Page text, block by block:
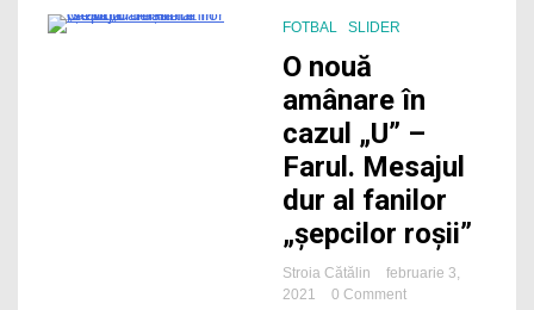
FOTBAL SLIDER
O nouă
amânare în
cazul „U” –
Farul. Mesajul
dur al fanilor
„șepcilor roșii”
Stroia Cătălin
februarie 3,
2021
0 Commenton